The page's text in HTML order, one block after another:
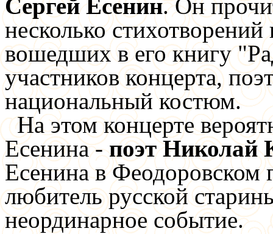
Сергей Есенин. Он
несколько
вошедших в его книгу
участников концерта,
национальный костюм.
На этом концерте
Есенина - поэт Николай
Есенина в Феодоровском
любитель русской
неординарное событие.